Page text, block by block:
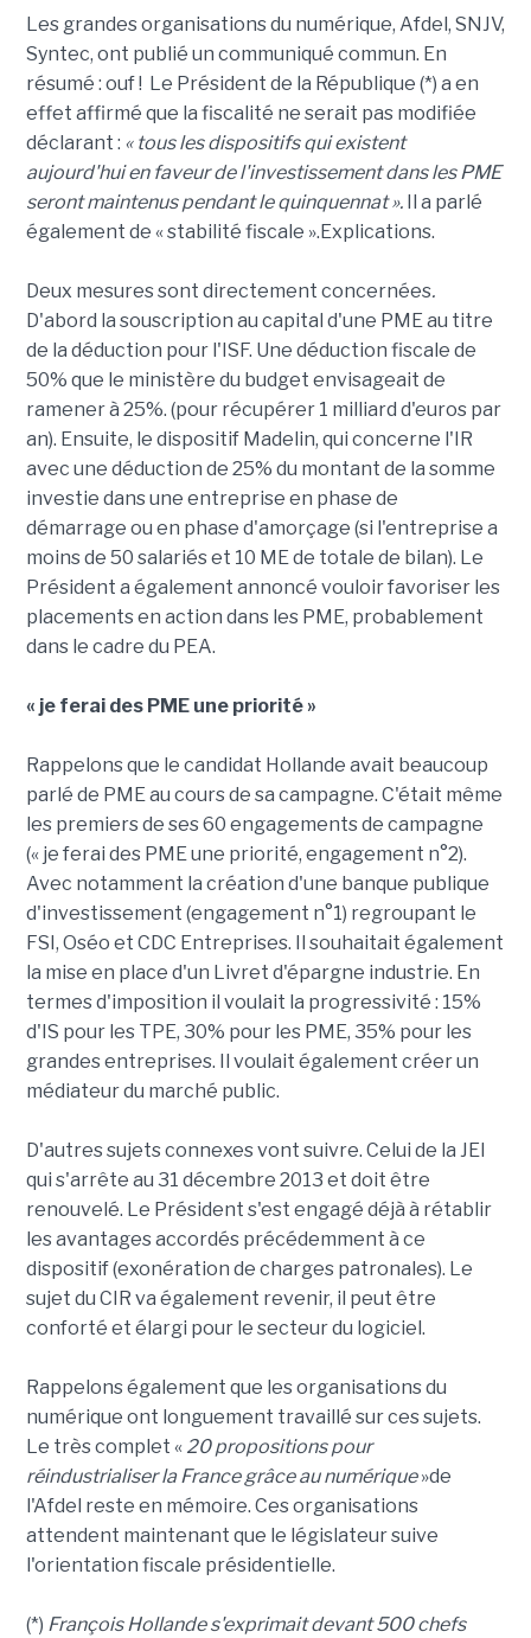
Les grandes organisations du numérique, Afdel, SNJV,
Syntec, ont publié un communiqué commun. En
résumé : ouf ! Le Président de la République (*) a en
effet affirmé que la fiscalité ne serait pas modifiée
déclarant : « tous les dispositifs qui existent
aujourd'hui en faveur de l'investissement dans les PME
seront maintenus pendant le quinquennat ».
Il a parlé
également de « stabilité fiscale ».Explications.
Deux mesures sont directement concernées.
D'abord la souscription au capital d'une PME au titre
de la déduction pour l'ISF. Une déduction fiscale de
50% que le ministère du budget envisageait de
ramener à 25%. (pour récupérer 1 milliard d'euros par
an). Ensuite, le dispositif Madelin, qui concerne l'IR
avec une déduction de 25% du montant de la somme
investie dans une entreprise en phase de
démarrage ou en phase d'amorçage (si l'entreprise a
moins de 50 salariés et 10 ME de totale de bilan). Le
Président a également annoncé vouloir favoriser les
placements en action dans les PME, probablement
dans le cadre du PEA.
« je ferai des PME une priorité »
Rappelons que le candidat Hollande avait beaucoup
parlé de PME au cours de sa campagne. C'était même
les premiers de ses 60 engagements de campagne
(« je ferai des PME une priorité, engagement n°2).
Avec notamment la création d'une banque publique
d'investissement (engagement n°1) regroupant le
FSI, Oséo et CDC Entreprises. Il souhaitait également
la mise en place d'un Livret d'épargne industrie. En
termes d'imposition il voulait la progressivité : 15%
d'IS pour les TPE, 30% pour les PME, 35% pour les
grandes entreprises. Il voulait également créer un
médiateur du marché public.
D'autres sujets connexes vont suivre. Celui de la JEI
qui s'arrête au 31 décembre 2013 et doit être
renouvelé. Le Président s'est engagé déjà à rétablir
les avantages accordés précédemment à ce
dispositif (exonération de charges patronales). Le
sujet du CIR va également revenir, il peut être
conforté et élargi pour le secteur du logiciel.
Rappelons également que les organisations du
numérique ont longuement travaillé sur ces sujets.
Le très complet « 20 propositions pour
réindustrialiser la France grâce au numérique»de
l'Afdel reste en mémoire. Ces organisations
attendent maintenant que le législateur suive
l'orientation fiscale présidentielle.
(*) François Hollande s'exprimait devant 500 chefs